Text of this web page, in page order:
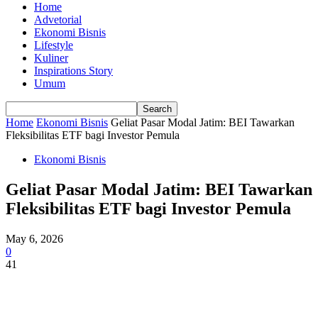
Home
Advetorial
Ekonomi Bisnis
Lifestyle
Kuliner
Inspirations Story
Umum
Home Ekonomi Bisnis Geliat Pasar Modal Jatim: BEI Tawarkan
Fleksibilitas ETF bagi Investor Pemula
Ekonomi Bisnis
Geliat Pasar Modal Jatim: BEI Tawarkan
Fleksibilitas ETF bagi Investor Pemula
May 6, 2026
0
41